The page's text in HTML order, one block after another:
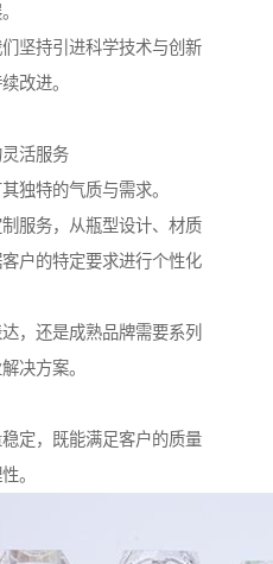
坚持引进科学技术与创新
改进。
活服务
独特的气质与需求。
服务，从瓶型设计、材质
户的特定要求进行个性化
，还是成熟品牌需要系列
决方案。
定，既能满足客户的质量
。